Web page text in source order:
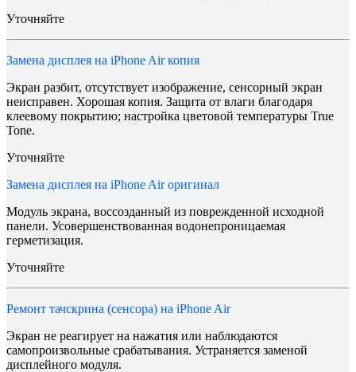
Уточняйте
Замена дисплея на iPhone Air копия
Экран разбит, отсутствует изображение, сенсорный экран
неисправен. Хорошая копия. Защита от влаги благодаря
клеевому покрытию; настройка цветовой температуры True
Tone.
Уточняйте
Замена дисплея на iPhone Air оригинал
Модуль экрана, воссозданный из поврежденной исходной
панели. Усовершенствованная водонепроницаемая
герметизация.
Уточняйте
Ремонт тачскрина (сенсора) на iPhone Air
Экран не реагирует на нажатия или наблюдаются
самопроизвольные срабатывания. Устраняется заменой
дисплейного модуля.